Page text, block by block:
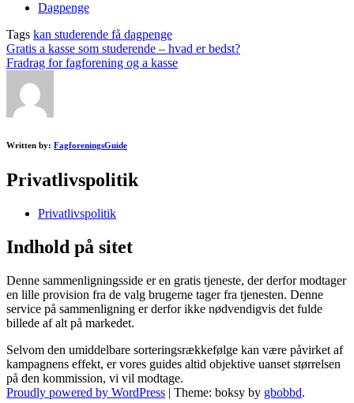
Dagpenge
Tags kan studerende få dagpenge
Post
navigation
Gratis a kasse som studerende – hvad er bedst?
Fradrag for fagforening og a kasse
Written by: FagforeningsGuide
Privatlivspolitik
Privatlivspolitik
Indhold på sitet
Denne sammenligningsside er en gratis tjeneste, der derfor modtager
en lille provision fra de valg brugerne tager fra tjenesten. Denne
service på sammenligning er derfor ikke nødvendigvis det fulde
billede af alt på markedet.
Selvom den umiddelbare sorteringsrækkefølge kan være påvirket af
kampagnens effekt, er vores guides altid objektive uanset størrelsen
på den kommission, vi vil modtage.
Proudly powered by WordPress | Theme: boksy by gbobbd.